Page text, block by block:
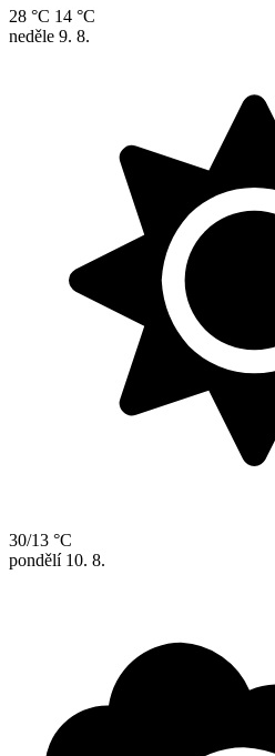
28 °C 14 °C
neděle 9. 8.
30/13 °C
pondělí 10. 8.